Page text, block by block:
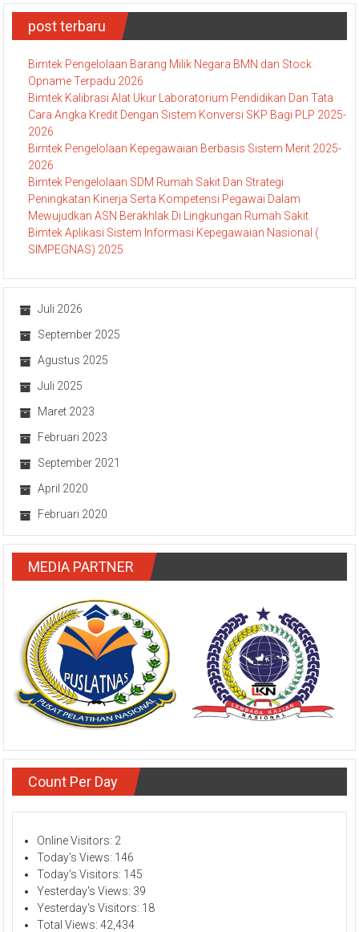
post terbaru
Bimtek Pengelolaan Barang Milik Negara BMN dan Stock
Opname Terpadu 2026
Bimtek Kalibrasi Alat Ukur Laboratorium Pendidikan Dan Tata
Cara Angka Kredit Dengan Sistem Konversi SKP Bagi PLP 2025-
2026
Bimtek Pengelolaan Kepegawaian Berbasis Sistem Merit 2025-
2026
Bimtek Pengelolaan SDM Rumah Sakit Dan Strategi
Peningkatan Kinerja Serta Kompetensi Pegawai Dalam
Mewujudkan ASN Berakhlak Di Lingkungan Rumah Sakit
Bimtek Aplikasi Sistem Informasi Kepegawaian Nasional (
SIMPEGNAS) 2025
Juli 2026
September 2025
Agustus 2025
Juli 2025
Maret 2023
Februari 2023
September 2021
April 2020
Februari 2020
MEDIA PARTNER
Count Per Day
Online Visitors: 2
Today's Views: 146
Today's Visitors: 145
Yesterday's Views: 39
Yesterday's Visitors: 18
Total Views:42,434